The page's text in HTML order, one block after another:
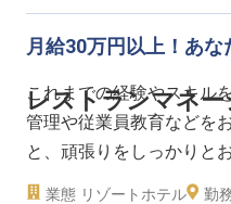
【働く環境のポイント】
・寮あり（ドミトリー・
・研修制度・定期健康診
・2027年にはグループ3
す。
レストランマネー
月給30万円以上！あ
これまでの経験やスキル
管理や従業員教育などを
と、頑張りをしっかりと
パ＆マリーナ尾道」は屋
業態 リゾートホテル 勤